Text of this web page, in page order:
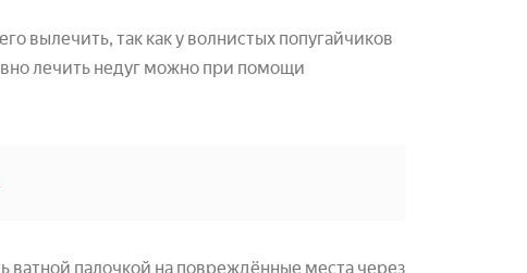
вылечить, так как у волнистых попугайчиков
лечить недуг можно при помощи
ватной палочкой на повреждённые места через